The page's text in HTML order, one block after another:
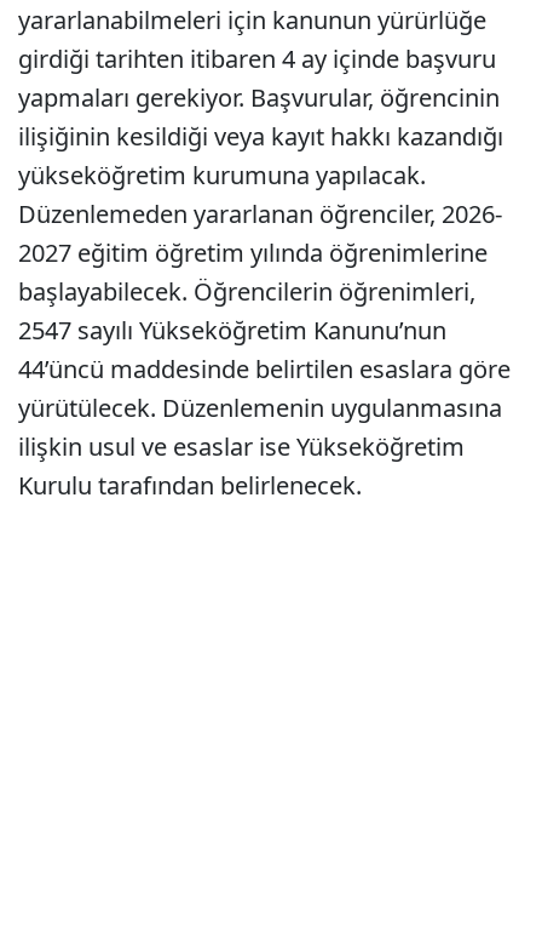
yararlanabilmeleri için kanunun yürürlüğe
girdiği tarihten itibaren 4 ay içinde başvuru
yapmaları gerekiyor. Başvurular, öğrencinin
ilişiğinin kesildiği veya kayıt hakkı kazandığı
yükseköğretim kurumuna yapılacak.
Düzenlemeden yararlanan öğrenciler, 2026-
2027 eğitim öğretim yılında öğrenimlerine
başlayabilecek. Öğrencilerin öğrenimleri,
2547 sayılı Yükseköğretim Kanunu’nun
44’üncü maddesinde belirtilen esaslara göre
yürütülecek. Düzenlemenin uygulanmasına
ilişkin usul ve esaslar ise Yükseköğretim
Kurulu tarafından belirlenecek.